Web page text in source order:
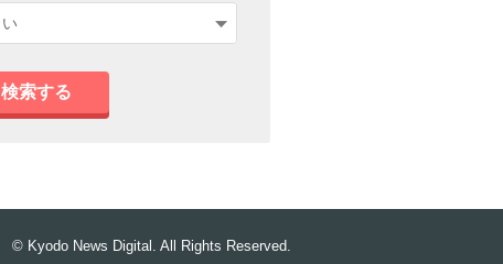
検索する
© Kyodo News Digital. All Rights Reserved.